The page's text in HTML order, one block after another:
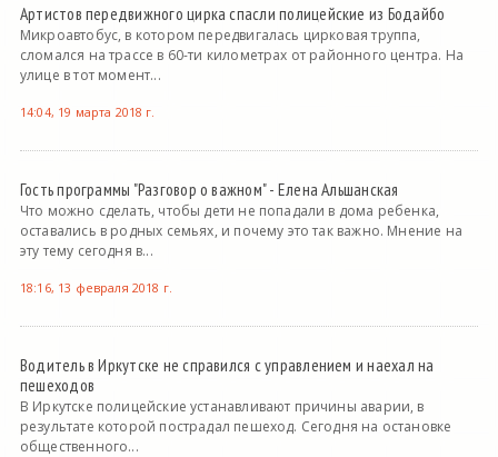
Артистов передвижного цирка спасли полицейские из Бодайбо
Микроавтобус, в котором передвигалась цирковая труппа,
сломался на трассе в 60-ти километрах от районного центра. На
улице в тот момент...
14:04, 19 марта 2018 г.
Гость программы "Разговор о важном" - Елена Альшанская
Что можно сделать, чтобы дети не попадали в дома ребенка,
оставались в родных семьях, и почему это так важно. Мнение на
эту тему сегодня в...
18:16, 13 февраля 2018 г.
Водитель в Иркутске не справился с управлением и наехал на
пешеходов
В Иркутске полицейские устанавливают причины аварии, в
результате которой пострадал пешеход. Сегодня на остановке
общественного...